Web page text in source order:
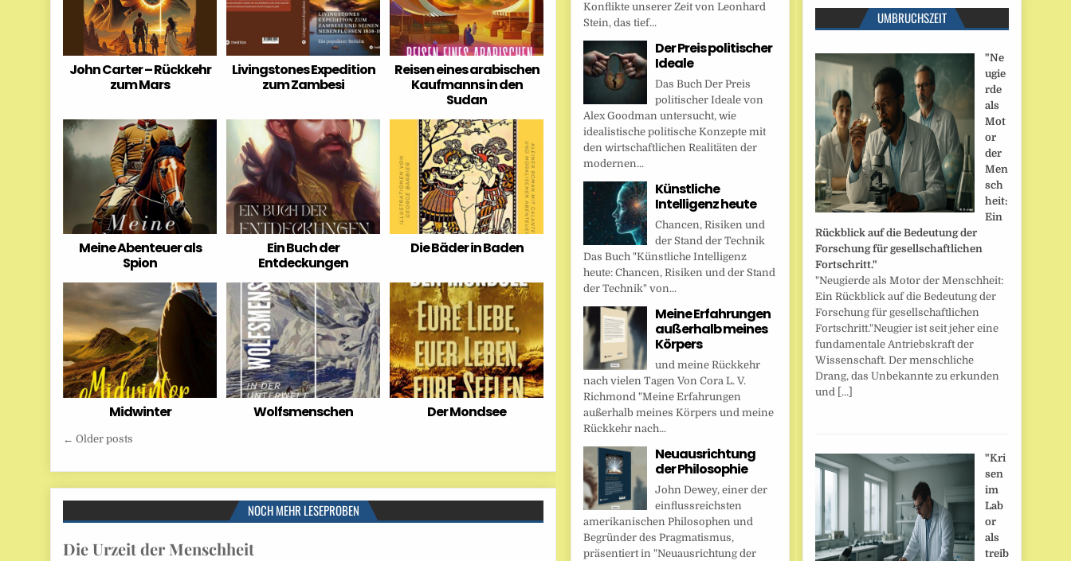
John Carter – Rückkehr
zum Mars
Livingstones Expedition
zum Zambesi
Reisen eines arabischen
Kaufmanns in den
Sudan
Meine Abenteuer als
Spion
Ein Buch der
Entdeckungen
Die Bäder in Baden
Midwinter Wolfsmenschen Der Mondsee
Beitragsnavigation
← Older posts
NOCH MEHR LESEPROBEN
Die Urzeit der Menschheit
Konflikte unserer Zeit von Leonhard
Stein, das tief...
Der Preis politischer
Ideale
Das Buch Der Preis
politischer Ideale von
Alex Goodman untersucht, wie
idealistische politische Konzepte mit
den wirtschaftlichen Realitäten der
modernen...
Künstliche
Intelligenz heute
Chancen, Risiken und
der Stand der Technik
Das Buch "Künstliche Intelligenz
heute: Chancen, Risiken und der Stand
der Technik" von...
Meine Erfahrungen
außerhalb meines
Körpers
und meine Rückkehr
nach vielen Tagen Von Cora L. V.
Richmond "Meine Erfahrungen
außerhalb meines Körpers und meine
Rückkehr nach...
Neuausrichtung
der Philosophie
John Dewey, einer der
einflussreichsten
amerikanischen Philosophen und
Begründer des Pragmatismus,
präsentiert in "Neuausrichtung der
UMBRUCHSZEIT
"Ne
ugie
rde
als
Mot
or
der
Men
sch
heit:
Ein
Rückblick auf die Bedeutung der
Forschung für gesellschaftlichen
Fortschritt."
"Neugierde als Motor der Menschheit:
Ein Rückblick auf die Bedeutung der
Forschung für gesellschaftlichen
Fortschritt."Neugier ist seit jeher eine
fundamentale Antriebskraft der
Wissenschaft. Der menschliche
Drang, das Unbekannte zu erkunden
und […]
"Kri
sen
im
Lab
or
als
treib